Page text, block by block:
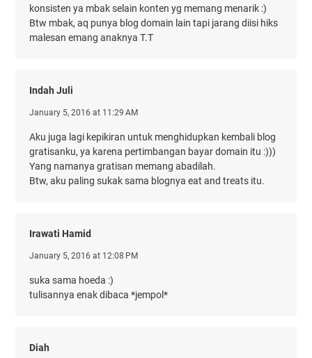
konsisten ya mbak selain konten yg memang menarik :)
Btw mbak, aq punya blog domain lain tapi jarang diisi hiks
malesan emang anaknya T.T
Indah Juli
January 5, 2016 at 11:29 AM
Aku juga lagi kepikiran untuk menghidupkan kembali blog
gratisanku, ya karena pertimbangan bayar domain itu :)))
Yang namanya gratisan memang abadilah.
Btw, aku paling sukak sama blognya eat and treats itu.
Irawati Hamid
January 5, 2016 at 12:08 PM
suka sama hoeda :)
tulisannya enak dibaca *jempol*
Diah